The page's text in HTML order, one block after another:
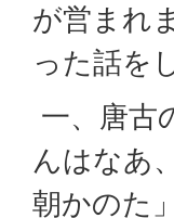
が営まれ
った話を
一、唐古
んはなあ
朝かのた